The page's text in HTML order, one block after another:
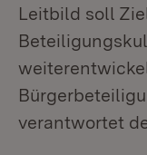
Leitbild soll
verantwortet